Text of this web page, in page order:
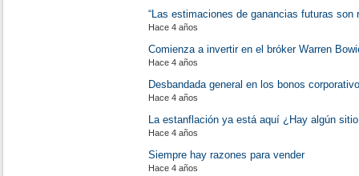
“Las estimaciones de ganancias futuras son
Hace 4 años
Comienza a invertir en el bróker Warren
Hace 4 años
Desbandada general en los bonos
Hace 4 años
La estanflación ya está aquí ¿Hay algún
Hace 4 años
Siempre hay razones para vender
Hace 4 años